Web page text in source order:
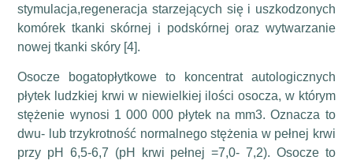
stymulacja,regeneracja starzejących się i uszkodzonych
komórek tkanki skórnej i podskórnej oraz wytwarzanie
nowej tkanki skóry [4].
Osocze bogatopłytkowe to koncentrat autologicznych
płytek ludzkiej krwi w niewielkiej ilości osocza, w którym
stężenie wynosi 1 000 000 płytek na mm3. Oznacza to
dwu- lub trzykrotność normalnego stężenia w pełnej krwi
przy pH 6,5-6,7 (pH krwi pełnej =7,0- 7,2). Osocze to